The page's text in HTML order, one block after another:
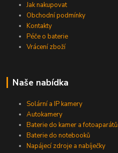
Jak nakupovat
Obchodní podmínky
Kontakty
Péče o baterie
Vrácení zboží
Naše nabídka
Solární a IP kamery
Autokamery
Baterie do kamer a fotoaparátů
Baterie do notebooků
Napájecí zdroje a nabíječky